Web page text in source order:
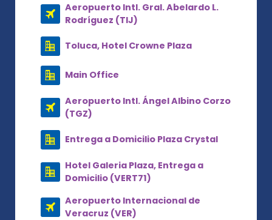
Aeropuerto Intl. Gral. Abelardo L.
Rodríguez (TIJ)
Toluca, Hotel Crowne Plaza
Main Office
Aeropuerto Intl. Ángel Albino Corzo
(TGZ)
Entrega a Domicilio Plaza Crystal
Hotel Galeria Plaza, Entrega a
Domicilio (VERT71)
Aeropuerto Internacional de
Veracruz (VER)